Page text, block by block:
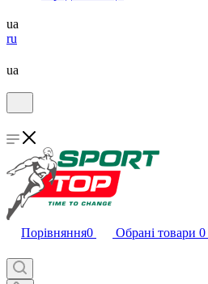
ua
ru
ua
Порівняння0 Обрані товари 0